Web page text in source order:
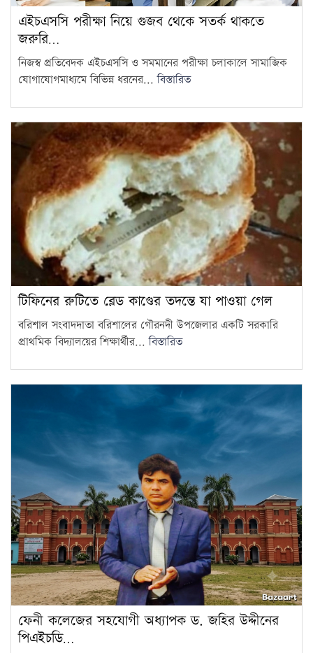
এইচএসসি পরীক্ষা নিয়ে গুজব থেকে সতর্ক থাকতে
জরুরি…
নিজস্ব প্রতিবেদক এইচএসসি ও সমমানের পরীক্ষা চলাকালে সামাজিক
যোগাযোগমাধ্যমে বিভিন্ন ধরনের...বিস্তারিত
টিফিনের রুটিতে ব্লেড কাণ্ডের তদন্তে যা পাওয়া গেল
বরিশাল সংবাদদাতা বরিশালের গৌরনদী উপজেলার একটি সরকারি
প্রাথমিক বিদ্যালয়ের শিক্ষার্থীর...বিস্তারিত
ফেনী কলেজের সহযোগী অধ্যাপক ড. জহির উদ্দীনের
পিএইচডি…